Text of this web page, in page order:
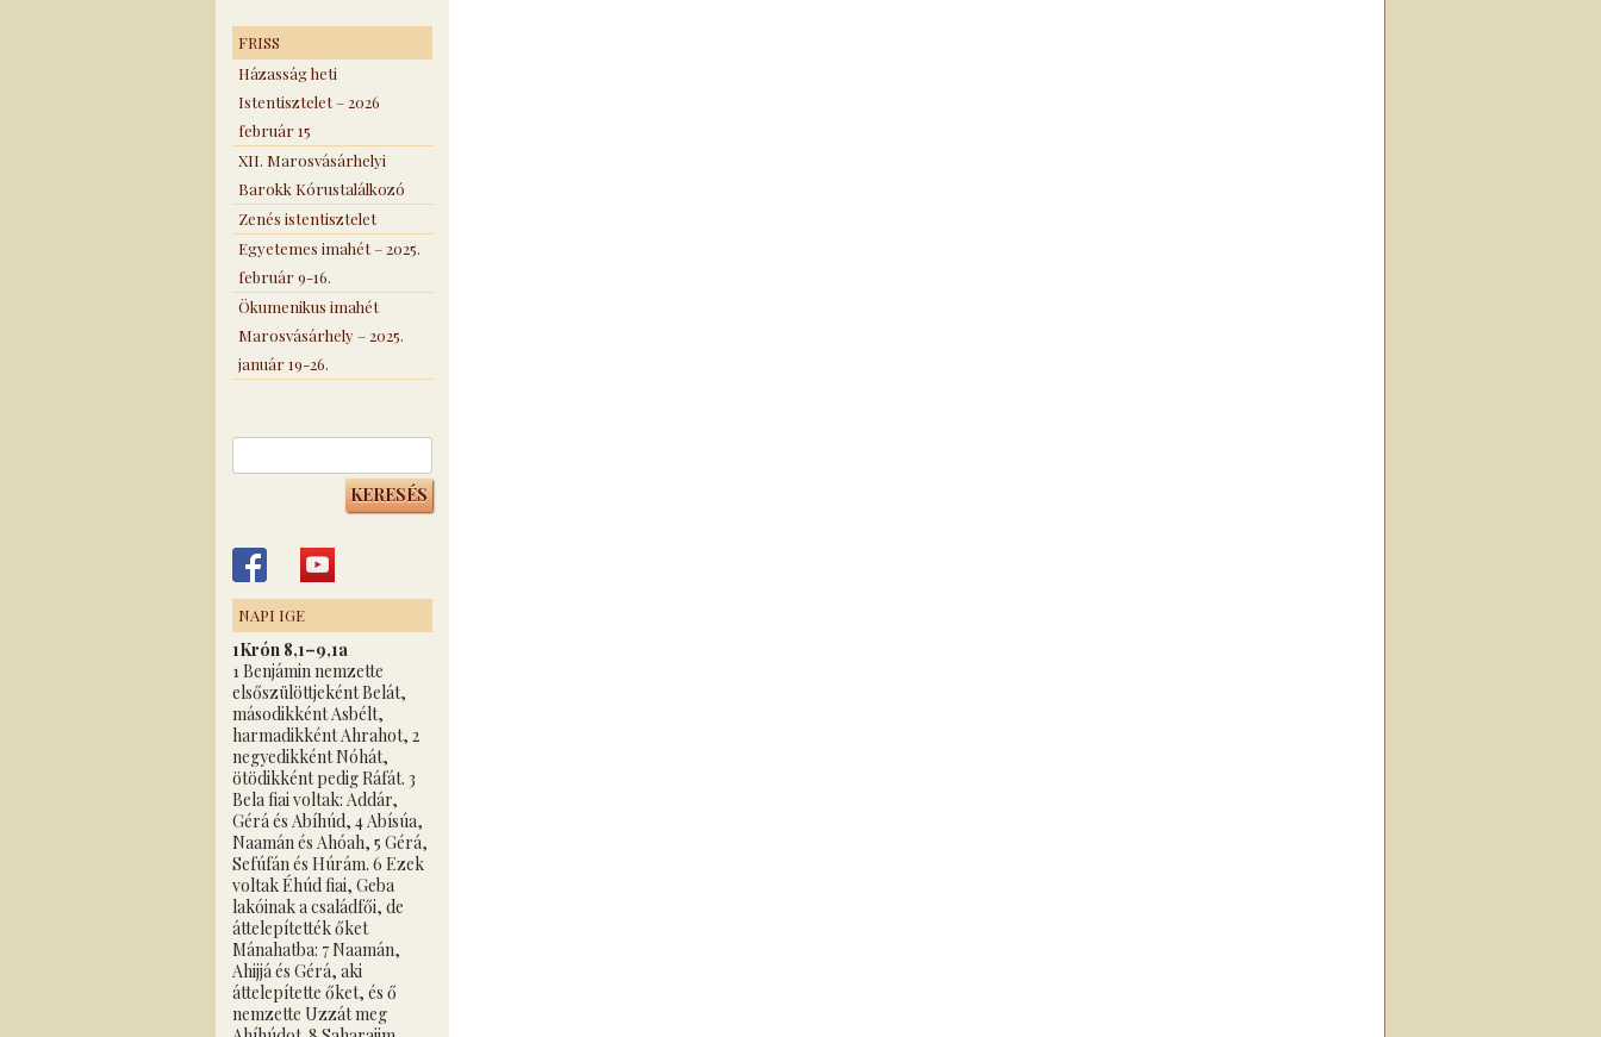
FRISS
Házasság heti
Istentisztelet – 2026
február 15
XII. Marosvásárhelyi
Barokk Kórustalálkozó
Zenés istentisztelet
Egyetemes imahét – 2025.
február 9-16.
Ökumenikus imahét
Marosvásárhely – 2025.
január 19-26.
NAPI IGE
1Krón 8,1–9,1a
1 Benjámin nemzette
elsőszülöttjeként Belát,
másodikként Asbélt,
harmadikként Ahrahot, 2
negyedikként Nóhát,
ötödikként pedig Ráfát. 3
Bela fiai voltak: Addár,
Gérá és Abíhúd, 4 Abísúa,
Naamán és Ahóah, 5 Gérá,
Sefúfán és Húrám. 6 Ezek
voltak Éhúd fiai, Geba
lakóinak a családfői, de
áttelepítették őket
Mánahatba: 7 Naamán,
Ahijjá és Gérá, aki
áttelepítette őket, és ő
nemzette Uzzát meg